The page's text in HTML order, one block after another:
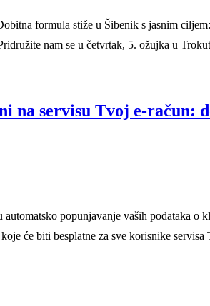
formula stiže u Šibenik s jasnim
nam se u četvrtak, 5. ožujka u
na servisu Tvoj e-račun:
popunjavanje vaših podataka o
će biti besplatne za sve korisnike